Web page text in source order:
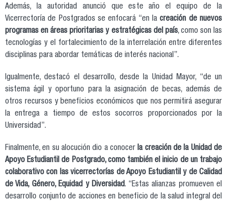
Además, la autoridad anunció que este año el equipo de la
Vicerrectoría de Postgrados se enfocará “en lacreación de nuevos
programas en áreas prioritarias y estratégicas del país, como son las
tecnologías y el fortalecimiento de la interrelación entre diferentes
disciplinas para abordar temáticas de interés nacional”.
Igualmente, destacó el desarrollo, desde la Unidad Mayor, “de un
sistema ágil y oportuno para la asignación de becas, además de
otros recursos y beneficios económicos que nos permitirá asegurar
la entrega a tiempo de estos socorros proporcionados por la
Universidad”.
Finalmente, en su alocución dio a conocerla creación de la Unidad de
Apoyo Estudiantil de Postgrado, como también el inicio de un trabajo
colaborativo con las vicerrectorías de Apoyo Estudiantil y de Calidad
de Vida, Género, Equidad y Diversidad. “Estas alianzas promueven el
desarrollo conjunto de acciones en beneficio de la salud integral del